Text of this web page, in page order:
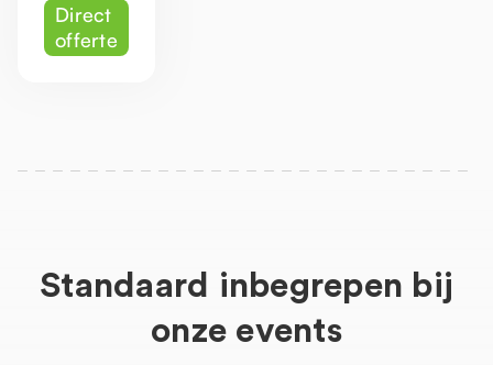
Direct
offerte
Standaard inbegrepen bij
onze events